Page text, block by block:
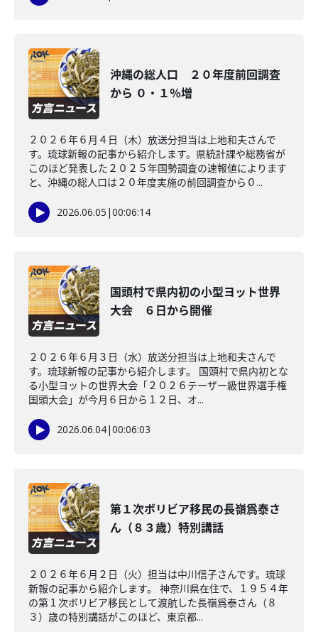
沖縄の総人口 ２０年度前回調査
から ０・１％増
２０２６年６月４日（木）放送分担当は上地和夫さんで
す。琉球新報の記事から紹介します。県統計課や総務省が
このほど発表した２０２５年国勢調査の速報値によります
と、沖縄の総人口は２０年度実施の前回調査から０...
2026.06.05 |00:06:14
国頭村で県内初の小型ヨット世界
大会 ６日から開催
２０２６年６月３日（水）放送分担当は上地和夫さんで
す。琉球新報の記事から紹介します。 国頭村で県内初とな
る小型ヨットの世界大会「２０２６テーザー級世界選手権
国頭大会」が今月６日から１２日、オ...
2026.06.04|00:06:03
第１次ボリビア移民の長嶺爲泰さ
ん（８３歳）特別講話
２０２６年６月２日（火）担当は中川信子さんです。琉球
新報の記事から紹介します。 神奈川県在住で、１９５４年
の第１次ボリビア移民として渡航した長嶺爲泰さん（８
３）歳の特別講話がこのほど、東京都...